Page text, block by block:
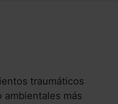
traumáticos
más